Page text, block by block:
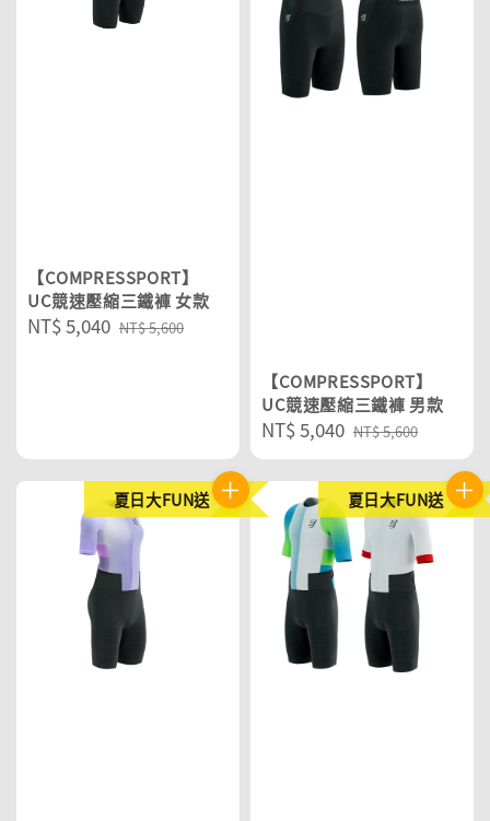
【COMPRESSPORT】
UC競速壓縮三鐵褲 女款
Sale
NT$ 5,040 Regular
NT$ 5,600
【COMPRESSPORT】
UC競速壓縮三鐵褲 男款
Sale
price
NT$ 5,040 Regular
price
NT$ 5,600
夏日大FUN送 夏日大FUN送